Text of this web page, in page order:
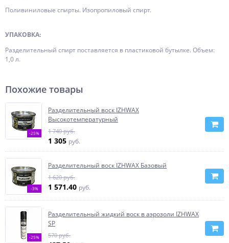
Поливиниловые спирты. Изопропиловый спирт.
УПАКОВКА:
Разделительный спирт поставляется в пластиковой бутылке. Объем:
1,0 л.
Похожие товары
-25%
Разделительный воск IZHWAX
Высокотемпературный
1 740 руб.
1 305 руб.
-3%
Разделительный воск IZHWAX Базовый
1 620 руб.
1 571.40 руб.
-25%
Разделительный жидкий воск в аэрозоли IZHWAX
SP
570 руб.